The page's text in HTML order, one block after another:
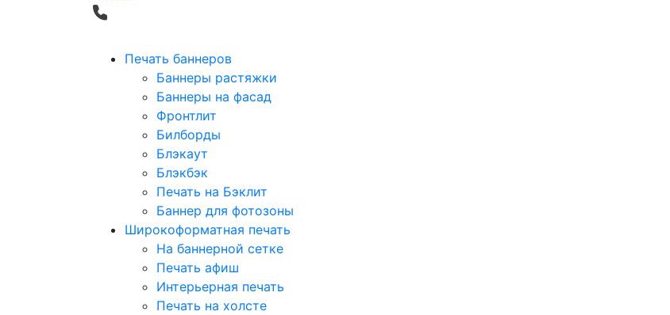
Печать баннеров
Баннеры растяжки
Баннеры на фасад
Фронтлит
Билборды
Блэкаут
Блэкбэк
Печать на Бэклит
Баннер для фотозоны
Широкоформатная печать
На баннерной сетке
Печать афиш
Интерьерная печать
Печать на холсте